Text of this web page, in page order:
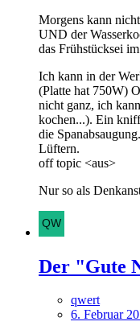
Morgens kann
UND der
das Frühstücksei
Ich kann in der
(Platte hat 750W)
nicht ganz, ich
kochen...). Ein
die
Lüftern.
off topic <aus>
Nur so als
Der "Gute
qwert
6. Februar